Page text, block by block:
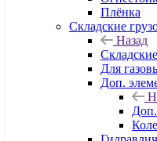
Плёнка
Складские
Назад
Для
Доп.